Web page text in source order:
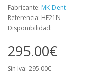
Fabricante: MK-Dent
Referencia: HE21N
Disponibilidad:
295.00€
Sin Iva: 295.00€